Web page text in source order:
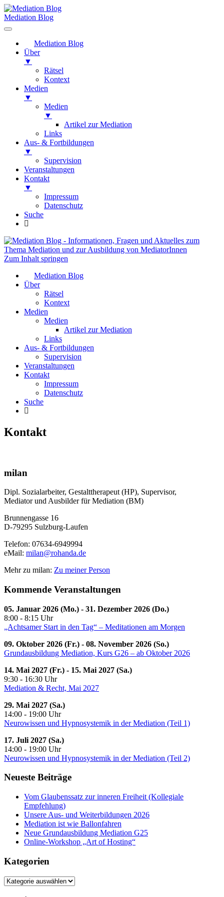
Mediation Blog
Mediation Blog
Über
▼
Rätsel
Kontext
Medien
▼
Medien
▼
Artikel zur Mediation
Links
Aus- & Fortbildungen
▼
Supervision
Veranstaltungen
Kontakt
▼
Impressum
Datenschutz
Suche
Mediation Blog
Informationen, Fragen und Aktuelles zum
Thema Mediation und zur Ausbildung von
MediatorInnen
Zum Inhalt springen
Mediation Blog
Über
Rätsel
Kontext
Medien
Medien
Artikel zur Mediation
Links
Aus- & Fortbildungen
Supervision
Veranstaltungen
Kontakt
Impressum
Datenschutz
Suche
Kontakt
milan
Dipl. Sozialarbeiter, Gestalttherapeut (HP), Supervisor,
Mediator und Ausbilder für Mediation (BM)
Brunnengasse 16
D-79295 Sulzburg-Laufen
Telefon: 07634-6949994
eMail: milan@rohanda.de
Mehr zu milan: Zu meiner Person
Kommende Veranstaltungen
05. Januar 2026 (Mo.) - 31. Dezember 2026 (Do.)
8:00 - 8:15 Uhr
„Achtsamer Start in den Tag“ – Meditationen am Morgen
09. Oktober 2026 (Fr.) - 08. November 2026 (So.)
Grundausbildung Mediation, Kurs G26 – ab Oktober 2026
14. Mai 2027 (Fr.) - 15. Mai 2027 (Sa.)
9:30 - 16:30 Uhr
Mediation & Recht, Mai 2027
29. Mai 2027 (Sa.)
14:00 - 19:00 Uhr
Neurowissen und Hypnosystemik in der Mediation (Teil 1)
17. Juli 2027 (Sa.)
14:00 - 19:00 Uhr
Neurowissen und Hypnosystemik in der Mediation (Teil 2)
Neueste Beiträge
Vom Glaubenssatz zur inneren Freiheit (Kollegiale
Empfehlung)
Unsere Aus- und Weiterbildungen 2026
Mediation ist wie Ballonfahren
Neue Grundausbildung Mediation G25
Online-Workshop „Art of Hosting“
Kategorien
Kategorien